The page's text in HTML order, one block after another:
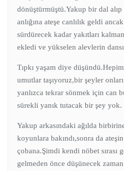
dönüştürmüştü.Yakup bir dal alıp
anlığına ateşe canlılık geldi
sürdürecek kadar yakıtları
ekledi ve yükselen alevlerin
Tıpkı yaşam diye
umutlar taşıyoruz,bir şeyler onları
yanlızca tekrar sönmek için can
sürekli yanık tutacak bir şey yok.
Yakup arkasındaki ağılda
koyunlara bakındı,sonra da
çobana.Şimdi kendi nöbet sırası
gelmeden önce düşünecek